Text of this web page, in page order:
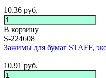
10.36 руб.
В корзину
S-224608
Зажимы для бумаг STAFF,
10.91 руб.